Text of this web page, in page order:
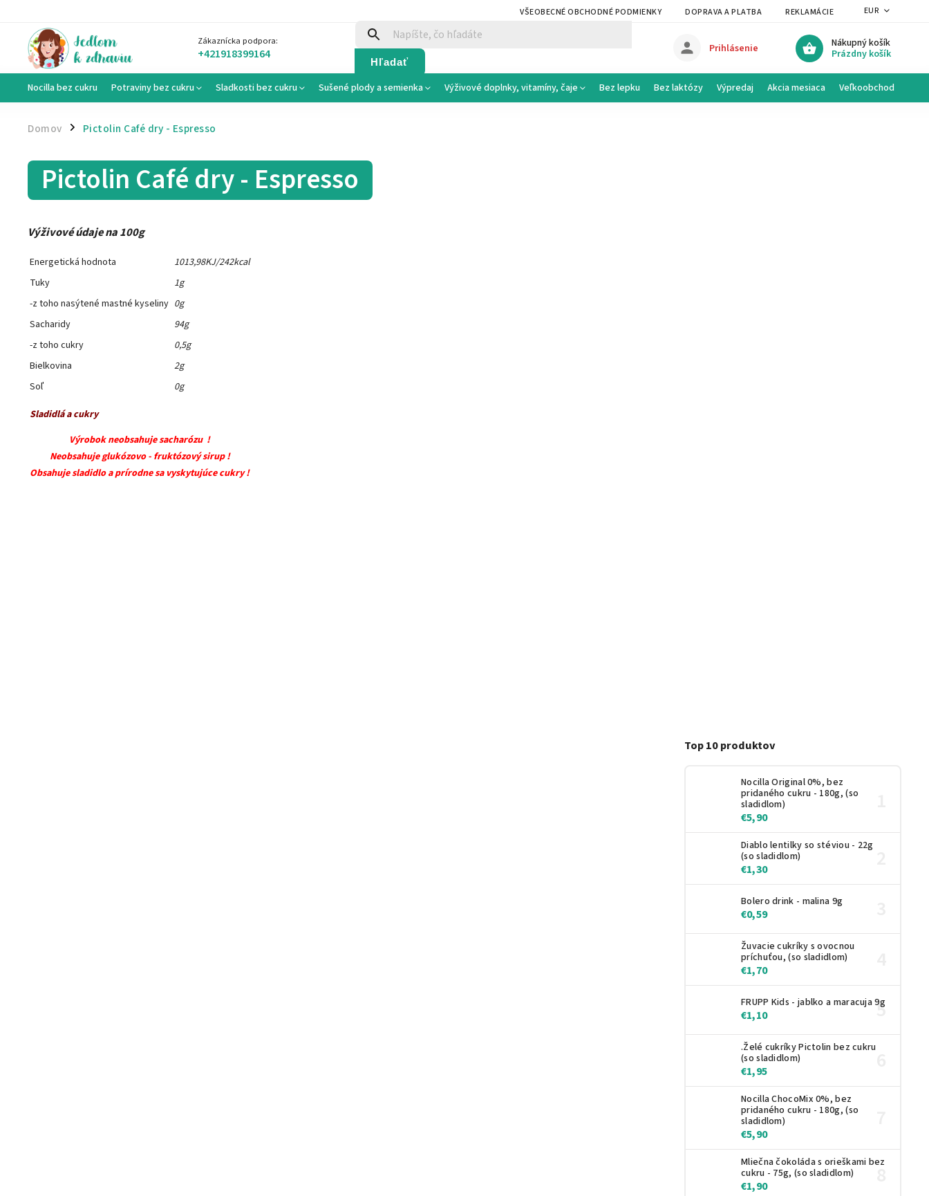
VŠEOBECNÉ OBCHODNÉ PODMIENKY DOPRAVA A PLATBA REKLAMÁCIE A VRÁTENIE
EUR
Zákaznícka podpora:
+421918399164 Hľadať
Nákupný košík
Prázdny košík
Prihlásenie
Nocilla bez cukru Potraviny bez cukru Sladkosti bez cukru Sušené plody a semienka Výživové doplnky, vitamíny, čaje Bez lepku Bez laktózy Výpredaj Akcia mesiaca Veľkoobchod
Domov / Pictolin Café dry - Espresso
Top 10 produktov
Nocilla Original 0%, bez
pridaného cukru - 180g, (so
sladidlom)
€5,90
Diablo lentilky so stéviou - 22g
(so sladidlom)
€1,30
Bolero drink - malina 9g
€0,59
Žuvacie cukríky s ovocnou
príchuťou, (so sladidlom)
€1,70
FRUPP Kids - jablko a maracuja 9g
€1,10
.Želé cukríky Pictolin bez cukru
(so sladidlom)
€1,95
Nocilla ChocoMix 0%, bez
pridaného cukru - 180g, (so
sladidlom)
€5,90
Mliečna čokoláda s orieškami bez
cukru - 75g, (so sladidlom)
€1,90
Pictolin Café dry - Espresso
Výživové údaje na 100g
Energetická hodnota
1013,98KJ/242kcal
Tuky
1g
-z toho nasýtené mastné kyseliny 0g
Sacharidy
94g
-z toho cukry
0,5g
Bielkovina
2g
Soľ
0g
Sladidlá a cukry
Výrobok neobsahuje sacharózu !
Neobsahuje glukózovo - fruktózový sirup !
Obsahuje sladidlo a prírodne sa vyskytujúce cukry !